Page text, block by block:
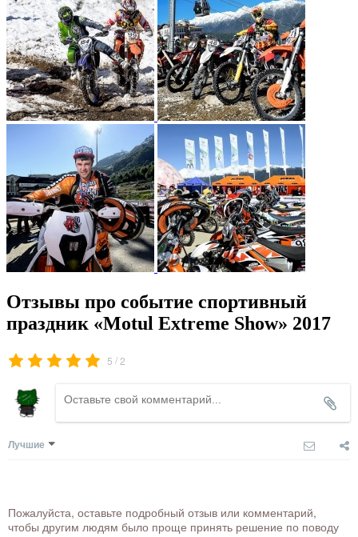
Отзывы про событие спортивный
праздник «Motul Extreme Show» 2017
5 /2
Лучшие
Пожалуйста, оставьте подробный отзыв или комментарий,
чтобы другим людям было проще принять решение по поводу